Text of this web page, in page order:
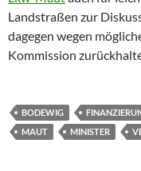
Landstraßen zur
dagegen wegen
Kommission
BODEWIG
MAUT
MINISTER